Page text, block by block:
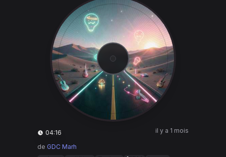
04:16 il y a 1 mois
de GDC Marh